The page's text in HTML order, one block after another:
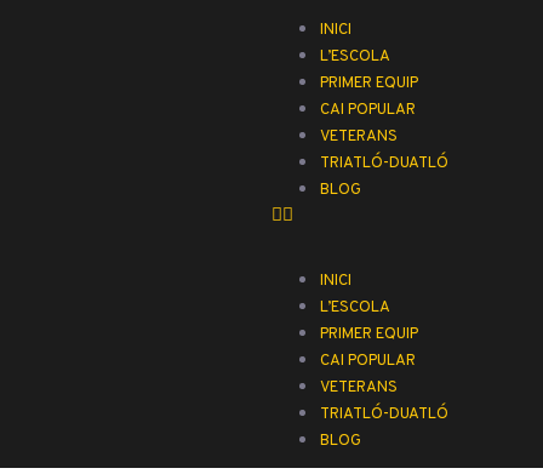
INICI
L’ESCOLA
PRIMER EQUIP
CAI POPULAR
VETERANS
TRIATLÓ-DUATLÓ
BLOG
INICI
L’ESCOLA
PRIMER EQUIP
CAI POPULAR
VETERANS
TRIATLÓ-DUATLÓ
BLOG